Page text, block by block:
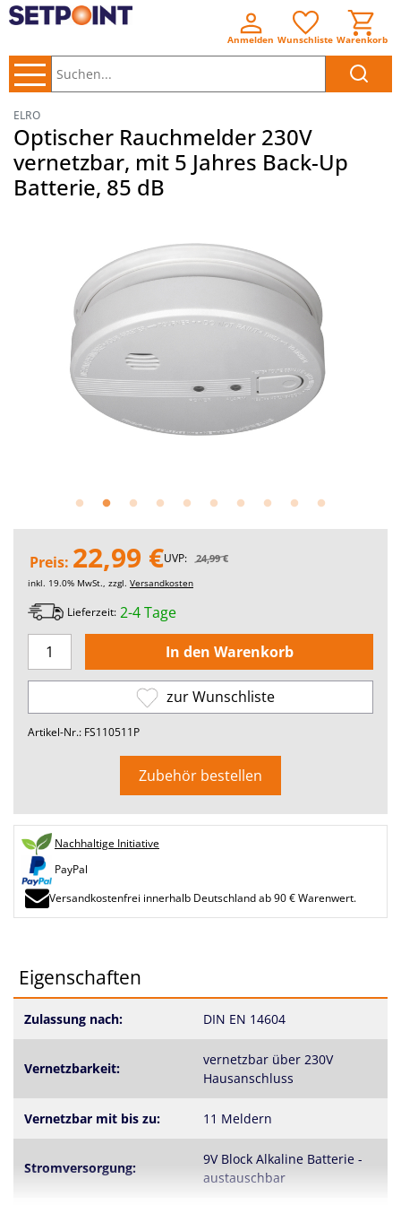
Anmelden Wunschliste Warenkorb
ELRO
Optischer Rauchmelder 230V
vernetzbar, mit 5 Jahres Back-Up
Batterie, 85 dB
Preis: 22,99 €UVP: 24,99 €
inkl. 19.0% MwSt., zzgl. Versandkosten
Lieferzeit: 2-4 Tage
zur Wunschliste
Artikel-Nr.: FS110511P
Zubehör bestellen
Nachhaltige Initiative
PayPal
Versandkostenfrei innerhalb Deutschland ab 90 € Warenwert.
Eigenschaften
Zulassung nach: DIN EN 14604
Vernetzbarkeit:
vernetzbar über 230V
Hausanschluss
Vernetzbar mit bis zu: 11 Meldern
Stromversorgung:
9V Block Alkaline Batterie -
austauschbar